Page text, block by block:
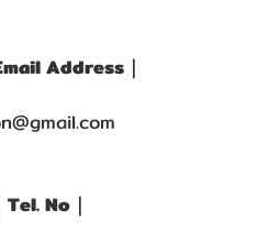
Address｜
Tel. No｜